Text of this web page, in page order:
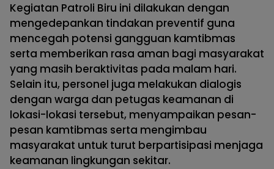
Kegiatan Patroli Biru ini dilakukan dengan
mengedepankan tindakan preventif guna
mencegah potensi gangguan kamtibmas
serta memberikan rasa aman bagi masyarakat
yang masih beraktivitas pada malam hari.
Selain itu, personel juga melakukan dialogis
dengan warga dan petugas keamanan di
lokasi-lokasi tersebut, menyampaikan pesan-
pesan kamtibmas serta mengimbau
masyarakat untuk turut berpartisipasi menjaga
keamanan lingkungan sekitar.